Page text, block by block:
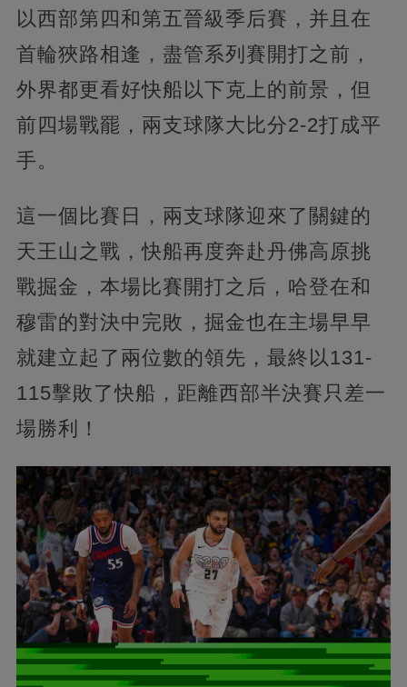
以西部第四和第五晉級季后賽，并且在
首輪狹路相逢，盡管系列賽開打之前，
外界都更看好快船以下克上的前景，但
前四場戰罷，兩支球隊大比分2-2打成平
手。
這一個比賽日，兩支球隊迎來了關鍵的
天王山之戰，快船再度奔赴丹佛高原挑
戰掘金，本場比賽開打之后，哈登在和
穆雷的對決中完敗，掘金也在主場早早
就建立起了兩位數的領先，最終以131-
115擊敗了快船，距離西部半決賽只差一
場勝利！